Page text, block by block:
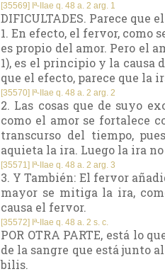
[35569] Iª-IIae q. 48 a. 2 arg. 1
DIFICULTADES. Parece
1. En efecto, el fervor, como
es propio del amor. Pero el
1), es el principio y la causa
que el efecto, parece que la
[35570] Iª-IIae q. 48 a. 2 arg. 2
2. Las cosas que de suyo
como el amor se fortalece
transcurso del tiempo,
aquieta la ira. Luego la ira
[35571] Iª-IIae q. 48 a. 2 arg. 3
3. Y También: El fervor
mayor se mitiga la ira,
causa el fervor.
[35572] Iª-IIae q. 48 a. 2 s. c.
POR OTRA PARTE, está lo
de la sangre que está junto
bilis.